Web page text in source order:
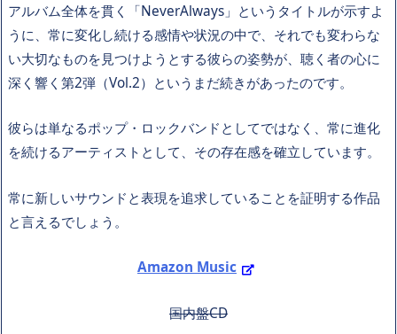
アルバム全体を貫く「NeverAlways」というタイトルが示すよ
うに、常に変化し続ける感情や状況の中で、それでも変わらな
い大切なものを見つけようとする彼らの姿勢が、聴く者の心に
深く響く第2弾（Vol.2）というまだ続きがあったのです。
彼らは単なるポップ・ロックバンドとしてではなく、常に進化
を続けるアーティストとして、その存在感を確立しています。
常に新しいサウンドと表現を追求していることを証明する作品
と言えるでしょう。
Amazon Music
国内盤CD